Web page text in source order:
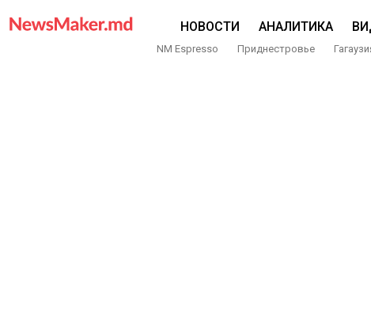
НОВОСТИ АНАЛИТИКА
NM Espresso Приднестровье